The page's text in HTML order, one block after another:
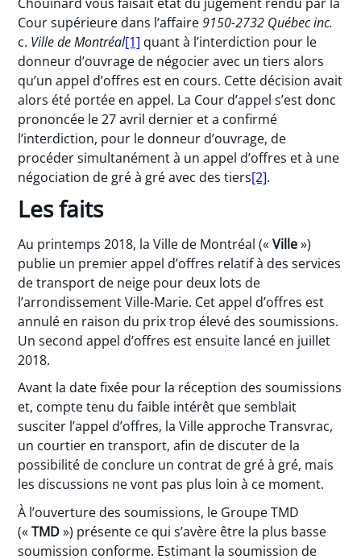
Cour supérieure dans l’affaire9150-2732 Québec inc.
c. Ville de Montréal[1] quant à l’interdiction pour le
donneur d’ouvrage de négocier avec un tiers alors
qu’un appel d’offres est en cours. Cette décision avait
alors été portée en appel. La Cour d’appel s’est donc
prononcée le 27 avril dernier et a confirmé
l’interdiction, pour le donneur d’ouvrage, de
procéder simultanément à un appel d’offres et à une
négociation de gré à gré avec des tiers[2].
Les faits
Au printemps 2018, la Ville de Montréal («Ville»)
publie un premier appel d’offres relatif à des services
de transport de neige pour deux lots de
l’arrondissement Ville-Marie. Cet appel d’offres est
annulé en raison du prix trop élevé des soumissions.
Un second appel d’offres est ensuite lancé en juillet
2018.
Avant la date fixée pour la réception des soumissions
et, compte tenu du faible intérêt que semblait
susciter l’appel d’offres, la Ville approche Transvrac,
un courtier en transport, afin de discuter de la
possibilité de conclure un contrat de gré à gré, mais
les discussions ne vont pas plus loin à ce moment.
À l’ouverture des soumissions, le Groupe TMD
(«TMD») présente ce qui s’avère être la plus basse
soumission conforme. Estimant la soumission de